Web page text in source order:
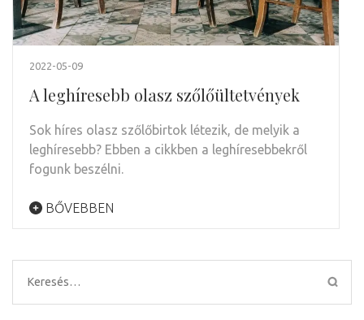
2022-05-09
A leghíresebb olasz szőlőültetvények
Sok híres olasz szőlőbirtok létezik, de melyik a
leghíresebb? Ebben a cikkben a leghíresebbekről
fogunk beszélni.
BŐVEBBEN
Keresés: